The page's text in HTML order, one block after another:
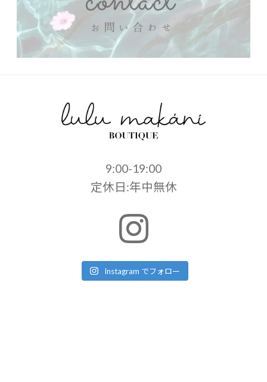
9:00-19:00
定休日:年中無休
Instagram でフォロー